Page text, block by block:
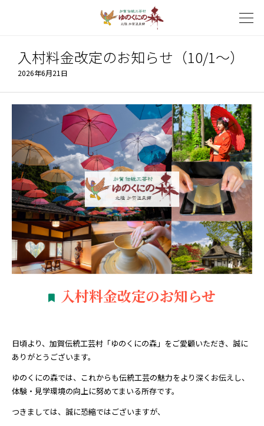
入村料金改定のお知らせ（10/1～）
2026年6月21日
入村料金改定のお知らせ
日頃より、加賀伝統工芸村「ゆのくにの森」をご愛顧いただき、誠に
ありがとうございます。
ゆのくにの森では、これからも伝統工芸の魅力をより深くお伝えし、
体験・見学環境の向上に努めてまいる所存です。
つきましては、誠に恐縮ではございますが、